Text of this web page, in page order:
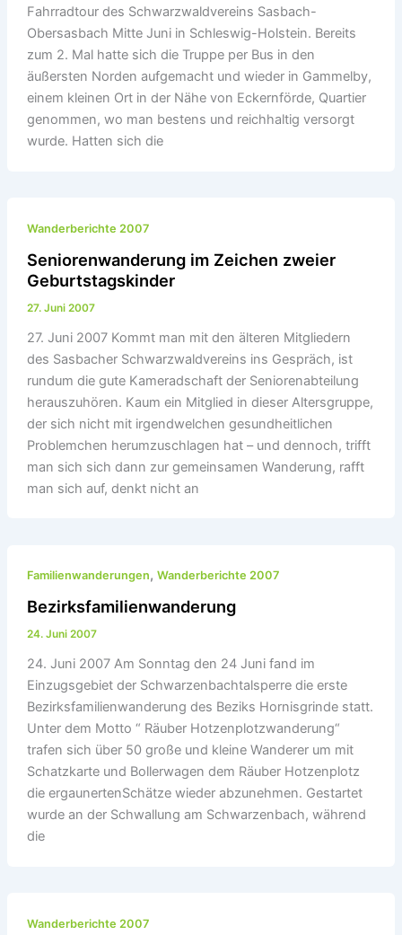
Fahrradtour des Schwarzwaldvereins Sasbach-
Obersasbach Mitte Juni in Schleswig-Holstein. Bereits
zum 2. Mal hatte sich die Truppe per Bus in den
äußersten Norden aufgemacht und wieder in Gammelby,
einem kleinen Ort in der Nähe von Eckernförde, Quartier
genommen, wo man bestens und reichhaltig versorgt
wurde. Hatten sich die
Wanderberichte 2007
Seniorenwanderung im Zeichen zweier
Geburtstagskinder
27. Juni 2007
27. Juni 2007 Kommt man mit den älteren Mitgliedern
des Sasbacher Schwarzwaldvereins ins Gespräch, ist
rundum die gute Kameradschaft der Seniorenabteilung
herauszuhören. Kaum ein Mitglied in dieser Altersgruppe,
der sich nicht mit irgendwelchen gesundheitlichen
Problemchen herumzuschlagen hat – und dennoch, trifft
man sich sich dann zur gemeinsamen Wanderung, rafft
man sich auf, denkt nicht an
Familienwanderungen, Wanderberichte 2007
Bezirksfamilienwanderung
24. Juni 2007
24. Juni 2007 Am Sonntag den 24 Juni fand im
Einzugsgebiet der Schwarzenbachtalsperre die erste
Bezirksfamilienwanderung des Beziks Hornisgrinde statt.
Unter dem Motto “ Räuber Hotzenplotzwanderung“
trafen sich über 50 große und kleine Wanderer um mit
Schatzkarte und Bollerwagen dem Räuber Hotzenplotz
die ergaunertenSchätze wieder abzunehmen. Gestartet
wurde an der Schwallung am Schwarzenbach, während
die
Wanderberichte 2007